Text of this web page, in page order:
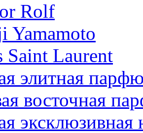
Rolf
Yamamoto
Saint Laurent
элитная
восточная